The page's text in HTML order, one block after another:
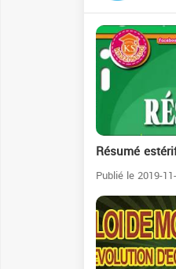
Résumé
Publié le 2019-